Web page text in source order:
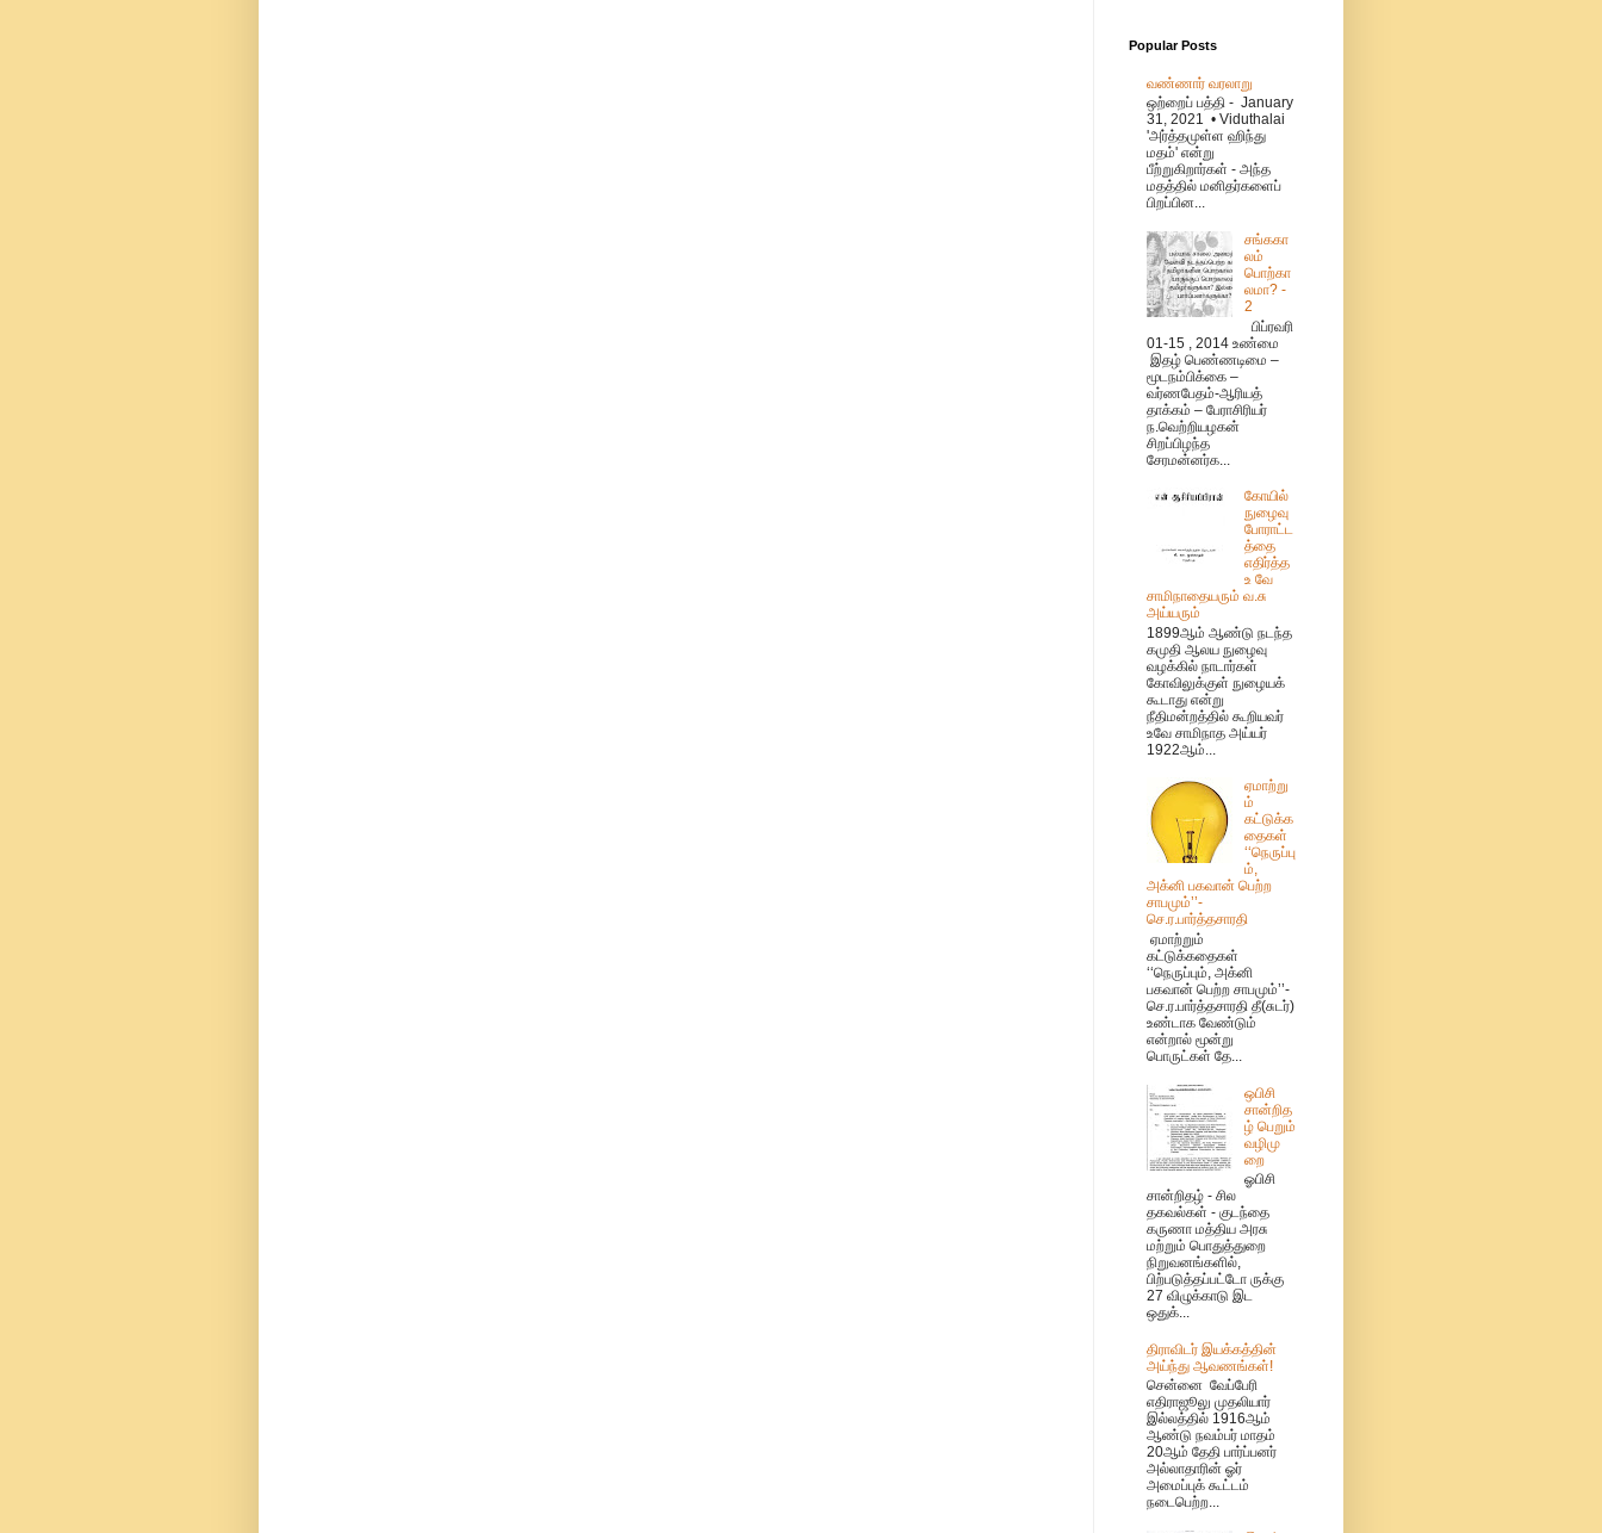
Popular Posts
வண்ணார் வரலாறு
ஒற்றைப் பத்தி - January
31, 2021 • Viduthalai
'அர்த்தமுள்ள ஹிந்து
மதம்' என்று
பீற்றுகிறார்கள் - அந்த
மதத்தில் மனிதர்களைப்
பிறப்பின...
சங்ககா
லம்
பொற்கா
லமா? -
2
பிப்ரவரி
01-15 , 2014 உண்மை
இதழ் பெண்ணடிமை –
மூடநம்பிக்கை –
வர்ணபேதம்-ஆரியத்
தாக்கம் – பேராசிரியர்
ந.வெற்றியழகன்
சிறப்பிழந்த
சேரமன்னர்க...
கோயில்
நுழைவு
போராட்ட
த்தை
எதிர்த்த
உ வே
சாமிநாதையரும் வ.சு
அய்யரும்
1899ஆம் ஆண்டு நடந்த
கமுதி ஆலய நுழைவு
வழக்கில் நாடார்கள்
கோவிலுக்குள் நுழையக்
கூடாது என்று
நீதிமன்றத்தில் கூறியவர்
உவே சாமிநாத அய்யர்
1922ஆம்...
ஏமாற்று
ம்
கட்டுக்க
தைகள்
‘‘நெருப்பு
ம்,
அக்னி பகவான் பெற்ற
சாபமும்’’-
செ.ர.பார்த்தசாரதி
ஏமாற்றும்
கட்டுக்கதைகள்
‘‘நெருப்பும், அக்னி
பகவான் பெற்ற சாபமும்’’-
செ.ர.பார்த்தசாரதி தீ(சுடர்)
உண்டாக வேண்டும்
என்றால் மூன்று
பொருட்கள் தே...
ஒபிசி
சான்றித
ழ் பெறும்
வழிமு
றை
ஓபிசி
சான்றிதழ் - சில
தகவல்கள் - குடந்தை
கருணா மத்திய அரசு
மற்றும் பொதுத்துறை
நிறுவனங்களில்,
பிற்படுத்தப்பட்டோ ருக்கு
27 விழுக்காடு இட
ஒதுக்...
திராவிடர் இயக்கத்தின்
அய்ந்து ஆவணங்கள்!
சென்னை வேப்பேரி
எதிராஜூலு முதலியார்
இல்லத்தில் 1916ஆம்
ஆண்டு நவம்பர் மாதம்
20ஆம் தேதி பார்ப்பனர்
அல்லாதாரின் ஓர்
அமைப்புக் கூட்டம்
நடைபெற்ற...